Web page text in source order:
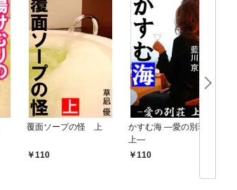
覆面ソープの怪 上
110
かすむ海 ―愛の別荘
上―
110